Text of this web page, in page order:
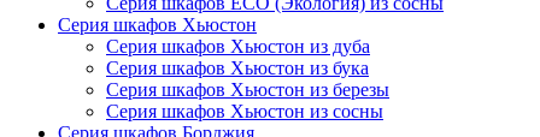
Серия шкафов Хьюстон
Серия шкафов Хьюстон из дуба
Серия шкафов Хьюстон из бука
Серия шкафов Хьюстон из березы
Серия шкафов Хьюстон из сосны
Серия шкафов Борджия